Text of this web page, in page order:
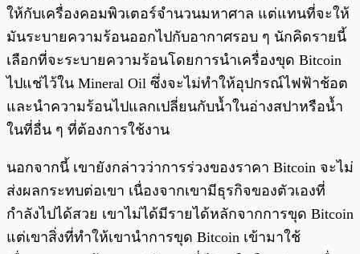
ให้กับเครื่องคอมพิวเตอร์จำนวนมหาศาล แต่แทนที่จะให้
มันระบายความร้อนออกไปกับอากาศรอบ ๆ นักคิดรายนี้
เลือกที่จะระบายความร้อนโดยการนำเครื่องขุด Bitcoin
ไปแช่ไว้ใน Mineral Oil ซึ่งจะไม่ทำให้อุปกรณ์ไฟฟ้าช้อต
และนำความร้อนไปแลกเปลี่ยนกับน้ำในอ่างสปาหรือน้ำ
ในที่อื่น ๆ ที่ต้องการใช้งาน
นอกจากนี้ เขายังกล่าวว่าการร่วงของราคา Bitcoin จะไม่
ส่งผลกระทบต่อเขา เนื่องจากเขามีธุรกิจของตัวเองที่
กำลังไปได้สวย เขาไม่ได้มีรายได้หลักจากการขุด Bitcoin
แต่เขาสิ่งที่ทำให้เขานำการขุด Bitcoin เข้ามาใช้